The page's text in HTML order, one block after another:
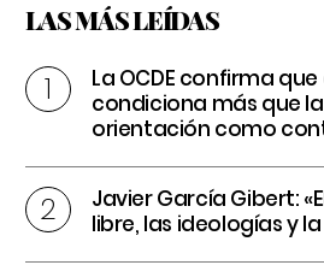
LAS MÁS LEÍDAS
La OCDE confirma
condiciona más que
orientación como
Javier García Gibert:
libre, las ideologías y